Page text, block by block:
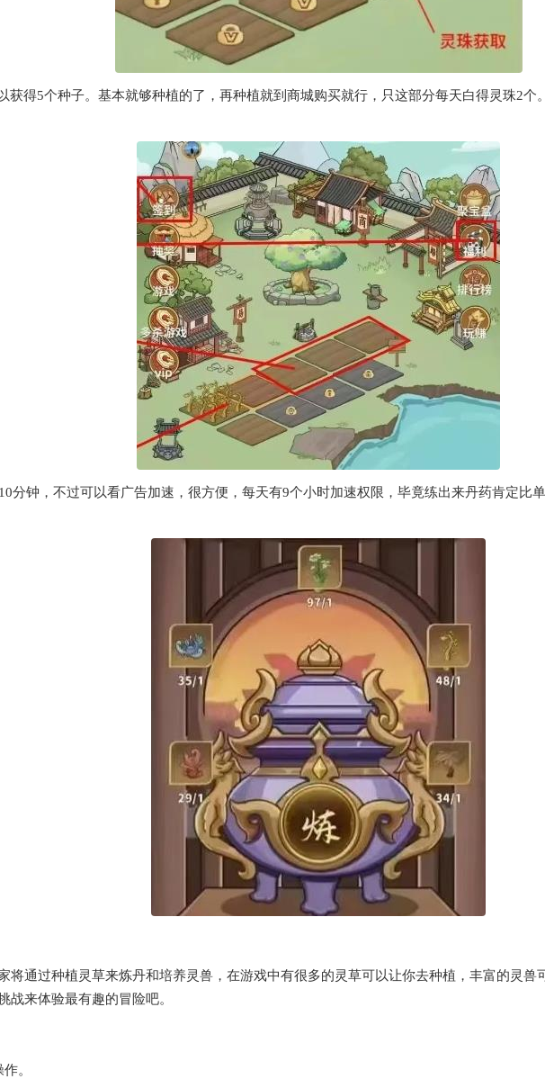
获得5个种子。基本就够种植的了，再种植就到商城购买就行，只这部分每天白得灵珠2
分钟，不过可以看广告加速，很方便，每天有9个小时加速权限，毕竟练出来丹药肯定比
将通过种植灵草来炼丹和培养灵兽，在游戏中有很多的灵草可以让你去种植，丰富的灵兽
战来体验最有趣的冒险吧。
。